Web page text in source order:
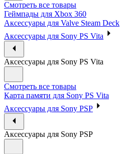
Смотреть все товары
Геймпады для Xbox 360
Аксессуары для Valve Steam Deck
Аксессуары для Sony PS Vita
Аксессуары для Sony PS Vita
Смотреть все товары
Карта памяти для Sony PS Vita
Аксессуары для Sony PSP
Аксессуары для Sony PSP